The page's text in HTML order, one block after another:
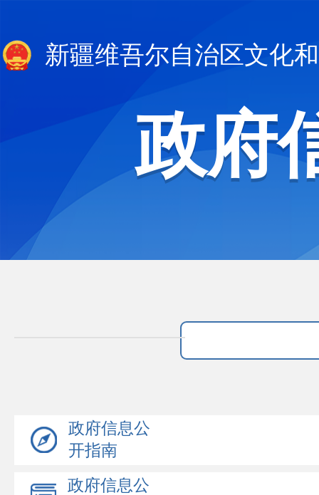
新疆维吾尔自治区文化
政府
政府信息公
开指南
政府信息公